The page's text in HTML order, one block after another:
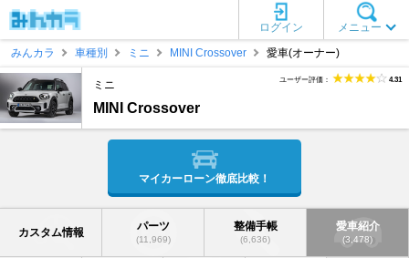
メニュー
ログイン
みんカラ
車種別 ミニ MINI Crossover 愛車(オーナー)
ミニ
MINI Crossover
ユーザー評価： 4.31
マイカーローン徹底比較！
カスタム情報 パーツ
(11,969)
整備手帳
(6,636)
愛車紹介
(3,478)